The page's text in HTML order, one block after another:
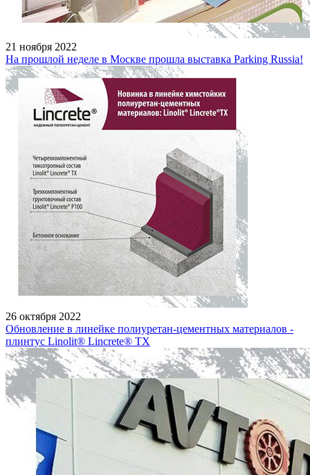
21 ноября 2022
На прошлой неделе в Москве прошла выставка Parking Russia!
26 октября 2022
Обновление в линейке полиуретан-цементных материалов -
плинтус Linolit® Lincrete® ТХ